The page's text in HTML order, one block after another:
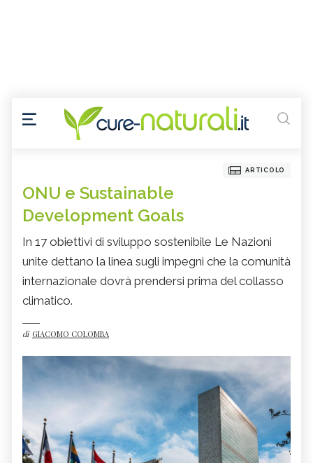
ARTICOLO
ONU e Sustainable
Development Goals
In 17 obiettivi di sviluppo sostenibile Le Nazioni
unite dettano la linea sugli impegni che la comunità
internazionale dovrà prendersi prima del collasso
climatico.
di GIACOMO COLOMBA